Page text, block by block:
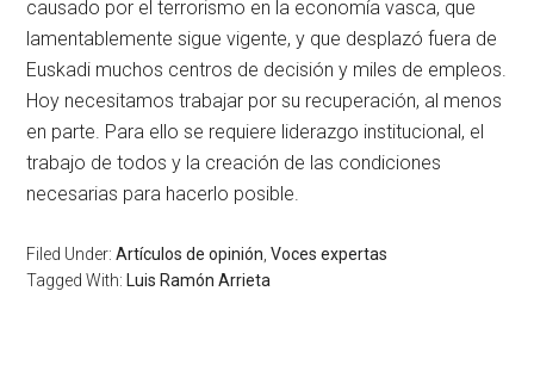
causado por el terrorismo en la economía vasca, que
lamentablemente sigue vigente, y que desplazó fuera de
Euskadi muchos centros de decisión y miles de empleos.
Hoy necesitamos trabajar por su recuperación, al menos
en parte. Para ello se requiere liderazgo institucional, el
trabajo de todos y la creación de las condiciones
necesarias para hacerlo posible.
Filed Under:Artículos de opinión ,Voces expertas
Tagged With: Luis Ramón Arrieta